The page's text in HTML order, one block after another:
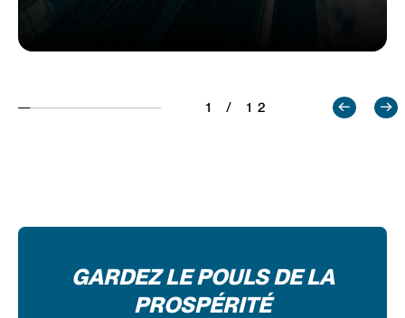
1 / 12
GARDEZ LE POULS DE LA
PROSPÉRITÉ